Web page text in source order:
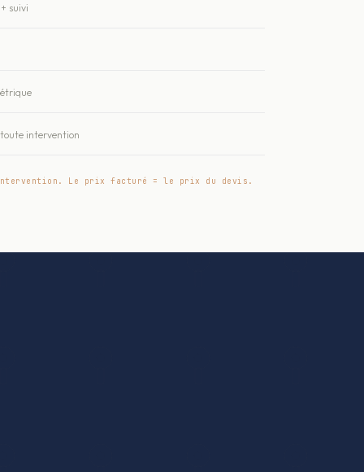
suivi
intervention
Le prix facturé = le prix du devis.